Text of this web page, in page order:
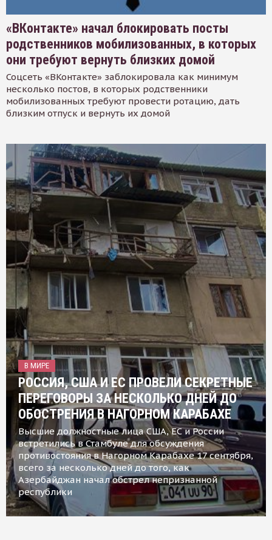
«ВКонтакте» начал блокировать посты
родственников мобилизованных, в которых
они требуют вернуть близких домой
Соцсеть «ВКонтакте» заблокировала как минимум
несколько постов, в которых родственники
мобилизованных требуют провести ротацию, дать
близким отпуск и вернуть их домой
В МИРЕ
РОССИЯ, США И ЕС ПРОВЕЛИ СЕКРЕТНЫЕ
ПЕРЕГОВОРЫ ЗА НЕСКОЛЬКО ДНЕЙ ДО
ОБОСТРЕНИЯ В НАГОРНОМ КАРАБАХЕ
Высшие должностные лица США, ЕС и России
встретились в Стамбуле для обсуждения
противостояния в Нагорном Карабахе 17 сентября,
всего за несколько дней до того, как
Азербайджан начал обстрел непризнанной
республики